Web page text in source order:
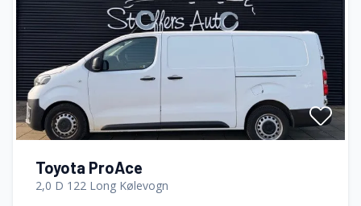
Toyota ProAce
2,0 D 122 Long Kølevogn